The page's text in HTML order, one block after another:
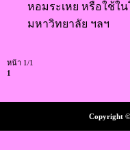
หอมระเหย หรือใช้ใ
มหาวิทยาลัย ฯลฯ
หน้า 1/1
1
Copyright ©